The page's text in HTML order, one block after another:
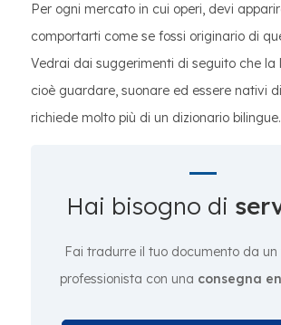
Per ogni mercato in cui operi, devi
comportarti come se fossi originario di
Vedrai dai suggerimenti di seguito che la
cioè guardare, suonare ed essere nativi
richiede molto più di un dizionario bilingue.
Hai bisogno di
Fai tradurre il tuo documento da
professionista con una consegna